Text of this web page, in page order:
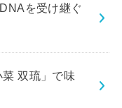
を受け継ぐ
双琉」で味